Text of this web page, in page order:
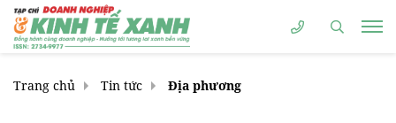
Trang chủ Tin tức Địa phương